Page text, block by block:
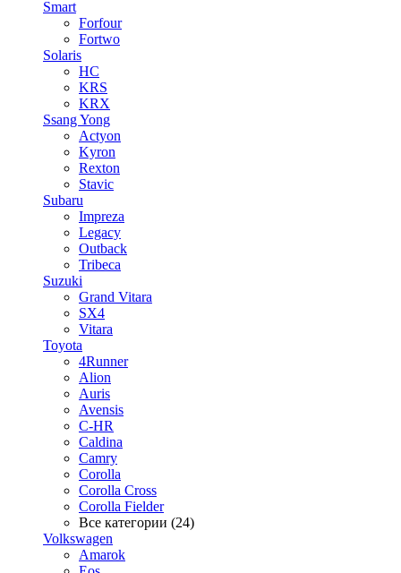
Smart
Forfour
Fortwo
Solaris
HC
KRS
KRX
Ssang Yong
Actyon
Kyron
Rexton
Stavic
Subaru
Impreza
Legacy
Outback
Tribeca
Suzuki
Grand Vitara
SX4
Vitara
Toyota
4Runner
Alion
Auris
Avensis
C-HR
Caldina
Camry
Corolla
Corolla Cross
Corolla Fielder
Все категории (24)
Volkswagen
Amarok